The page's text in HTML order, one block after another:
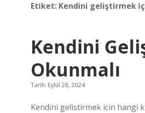
Etiket: Kendini geliştirmek
Kendini
Okunmalı
Tarih: Eylül 28, 2024
Kendini gelistirmek icin hangi